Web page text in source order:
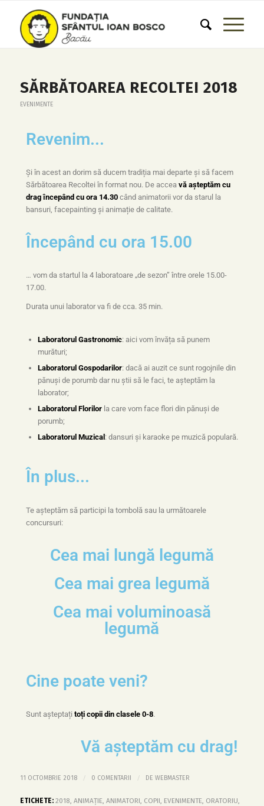
SĂRBĂTOAREA RECOLTEI 2018
EVENIMENTE
Revenim...
Și în acest an dorim să ducem tradiția mai departe și să facem
Sărbătoarea Recoltei în format nou. De accea vă așteptăm cu
drag începând cu ora 14.30când animatorii vor da starul la
bansuri, facepainting și animație de calitate.
Începând cu ora 15.00
… vom da startul la 4 laboratoare „de sezon” între orele 15.00-
17.00.
Durata unui laborator va fi de cca. 35 min.
Laboratorul Gastronomic: aici vom învăța să punem
murături;
Laboratorul Gospodarilor: dacă ai auzit ce sunt rogojnile din
pănuși de porumb dar nu știi să le faci, te așteptăm la
laborator;
Laboratorul Florilorla care vom face flori din pănuși de
porumb;
Laboratorul Muzical : dansuri și karaoke pe muzică populară.
În plus...
Te așteptăm să participi la tombolă sau la următoarele
concursuri:
Cea mai lungă legumă
Cea mai grea legumă
Cea mai voluminoasă
legumă
Cine poate veni?
Sunt așteptați toți copii din clasele 0-8.
Vă așteptăm cu drag!
11 OCTOMBRIE 2018 / 0 COMENTARII / DE WEBMASTER
ETICHETE: 2018, ANIMAȚIE, ANIMATORI, COPII, EVENIMENTE, ORATORIU,